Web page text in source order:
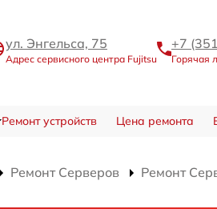
ул. Энгельса, 75
Адрес сервисного центра Fujitsu
+7
Горячая
Ремонт устройств Цена ремонта
Ремонт Серверов Ремонт